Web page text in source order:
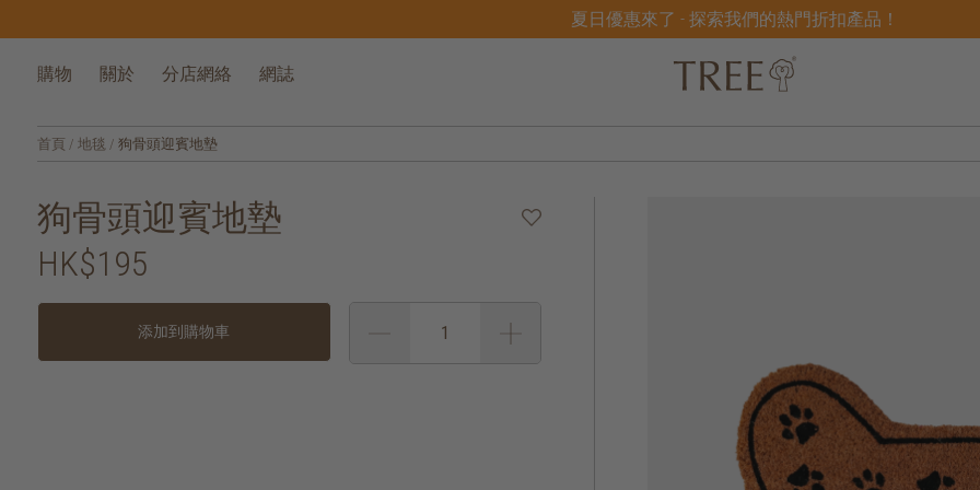
夏日優惠來了 - 探索我們的熱門折扣產品！
購物 關於 分店網絡 網誌
首頁 / 地毯 / 狗骨頭迎賓地墊
狗骨頭迎賓地墊
HK$195
添加到購物車